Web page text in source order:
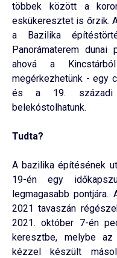
többek között a
eskükeresztet is őrzik.
a Bazilika
Panorámaterem dunai
ahová a
megérkezhetünk - egy
és a 19. századi
belekóstolhatunk.
Tudta?
A bazilika építésének
19-én egy
legmagasabb
2021 tavaszán
2021. október 7-én
keresztbe, melybe
kézzel készült